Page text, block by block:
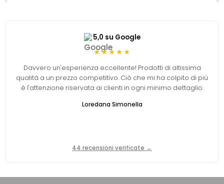
5,0 su Google
★★★★★
Davvero un'esperienza eccellente! Prodotti di altissima
qualità a un prezzo competitivo. Ciò che mi ha colpito di più
è l'attenzione riservata ai clienti in ogni minimo dettaglio.
Loredana Simonella
44 recensioni verificate →